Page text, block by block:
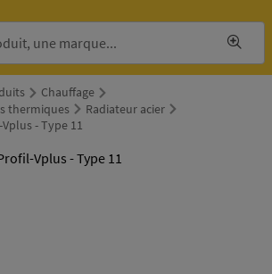
Chauffage
thermiques
Radiateur acier
Vplus - Type 11